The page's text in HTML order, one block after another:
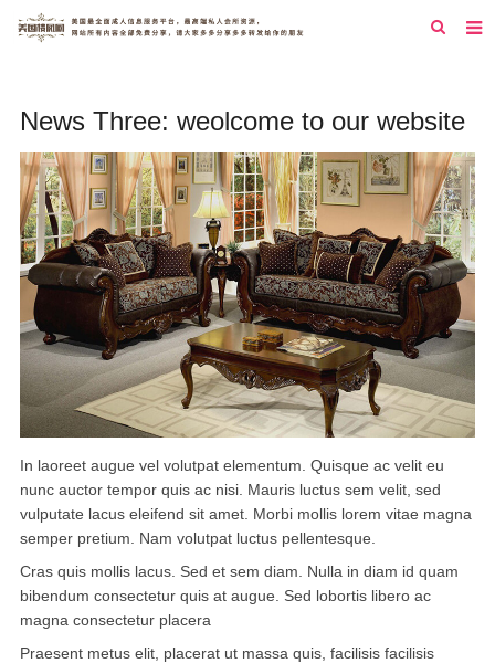
纽约
洛杉矶
旧金山
西雅图
芝加哥
新泽西
圣地亚哥
拉斯维加斯
波士顿
华盛顿
费城
News Three: weolcome to our website
In laoreet augue vel volutpat elementum. Quisque ac velit eu
nunc auctor tempor quis ac nisi. Mauris luctus sem velit, sed
vulputate lacus eleifend sit amet. Morbi mollis lorem vitae magna
semper pretium. Nam volutpat luctus pellentesque.
Cras quis mollis lacus. Sed et sem diam. Nulla in diam id quam
bibendum consectetur quis at augue. Sed lobortis libero ac
magna consectetur placera
Praesent metus elit, placerat ut massa quis, facilisis facilisis